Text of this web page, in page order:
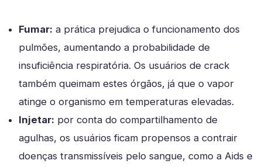
Fumar: a prática prejudica o funcionamento dos
pulmões, aumentando a probabilidade de
insuficiência respiratória. Os usuários de crack
também queimam estes órgãos, já que o vapor
atinge o organismo em temperaturas elevadas.
Injetar: por conta do compartilhamento de
agulhas, os usuários ficam propensos a contrair
doenças transmissíveis pelo sangue, como a Aids e